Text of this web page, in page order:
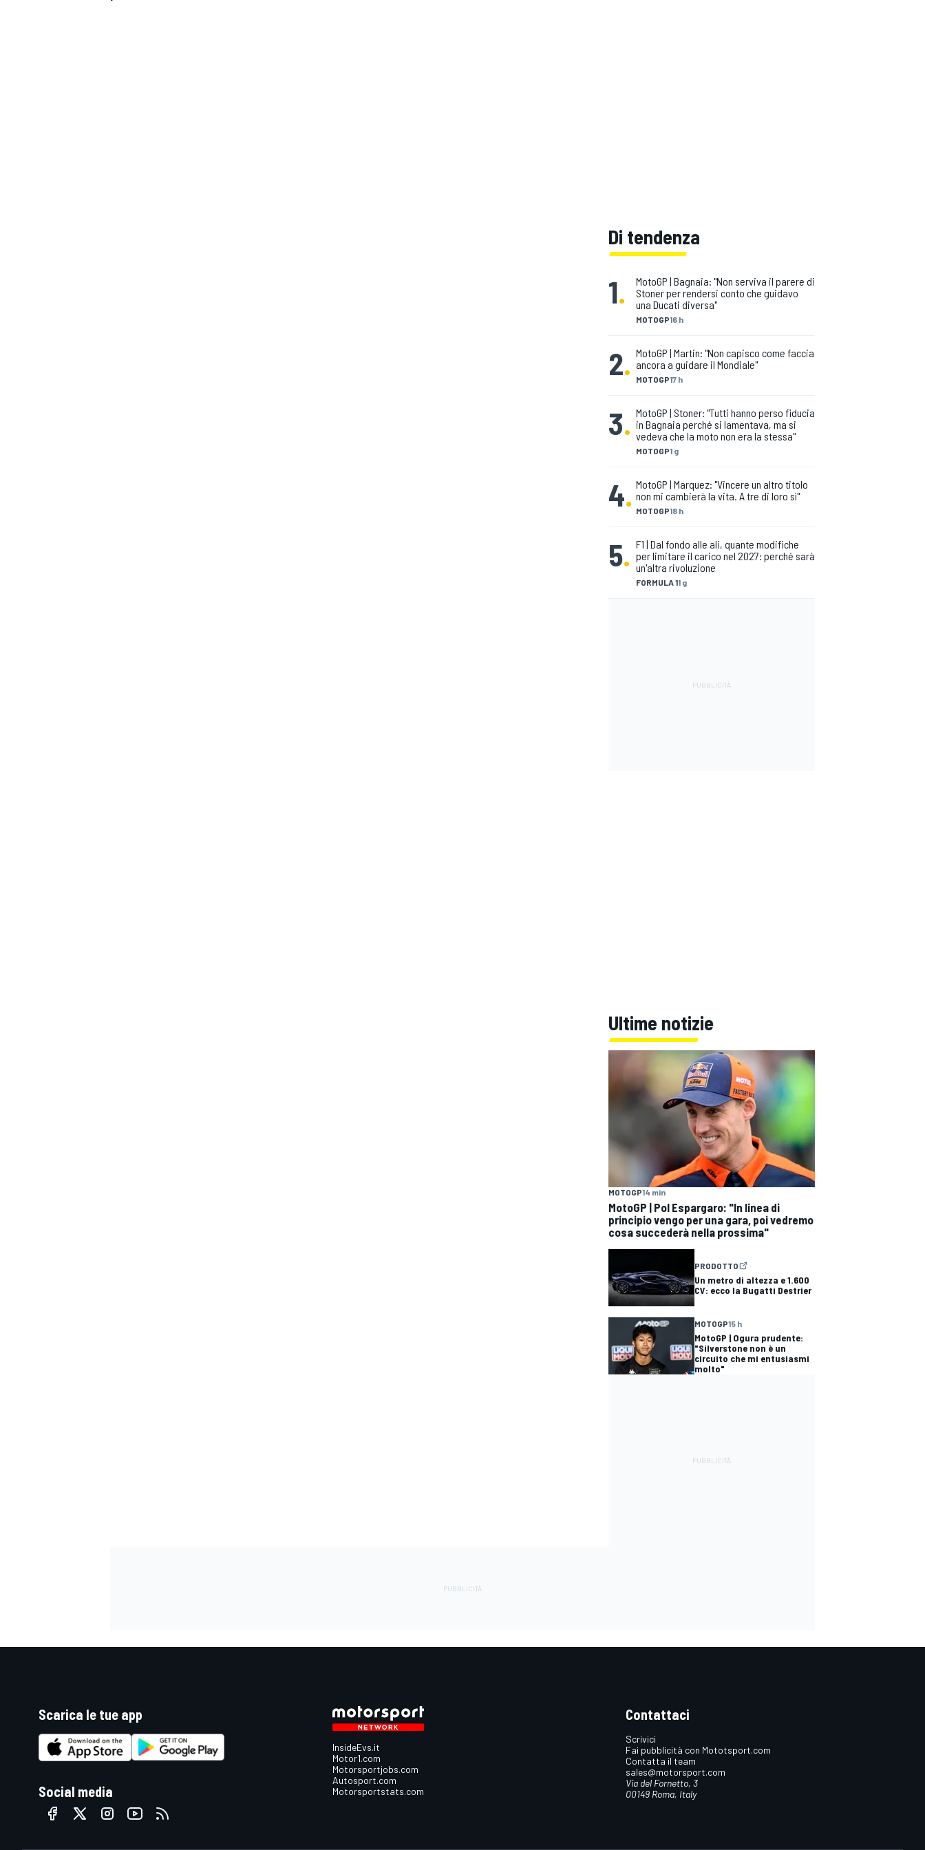
RALLY
Di tendenza
1.
MOTOGP16 h
MotoGP | Bagnaia: "Non serviva il parere di
Stoner per rendersi conto che guidavo
una Ducati diversa"
2. MOTOGP17 h
MotoGP | Martin: "Non capisco come faccia
ancora a guidare il Mondiale"
3.
MOTOGP1 g
MotoGP | Stoner: "Tutti hanno perso fiducia
in Bagnaia perché si lamentava, ma si
vedeva che la moto non era la stessa"
4. MOTOGP18 h
MotoGP | Marquez: "Vincere un altro titolo
non mi cambierà la vita. A tre di loro sì"
5.
FORMULA 11 g
F1 | Dal fondo alle ali, quante modifiche
per limitare il carico nel 2027: perché sarà
un'altra rivoluzione
Ultime notizie
MOTOGP14 min
MotoGP | Pol Espargaro: "In linea di
principio vengo per una gara, poi vedremo
cosa succederà nella prossima"
PRODOTTO
Un metro di altezza e 1.600
CV: ecco la Bugatti Destrier
MOTOGP15 h
MotoGP | Ogura prudente:
"Silverstone non è un
circuito che mi entusiasmi
molto"
Scarica le tue app
Social media
InsideEvs.it
Motor1.com
Motorsportjobs.com
Autosport.com
Motorsportstats.com
Contattaci
Scrivici
Fai pubblicità con Mototsport.com
Contatta il team
sales@motorsport.com
Via del Fornetto, 3
00149 Roma, Italy